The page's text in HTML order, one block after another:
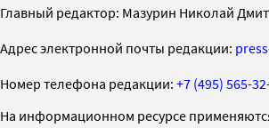
Главный редактор: Мазурин Николай
Адрес электронной почты редакции:
Номер телефона редакции: +7 (495) 565-
На информационном ресурсе